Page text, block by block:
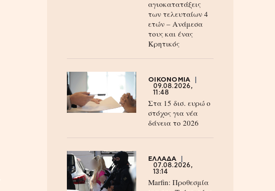
αγιοκατατάξεις
των τελευταίων 4
ετών – Ανάμεσα
τους και ένας
Κρητικός
ΟΙΚΟΝΟΜΙΑ
09.08.2026,
11:48
Στα 15 δισ. ευρώ ο
στόχος για νέα
δάνεια το 2026
ΕΛΛΑΔΑ
07.08.2026,
13:14
Marfin: Προθεσμία